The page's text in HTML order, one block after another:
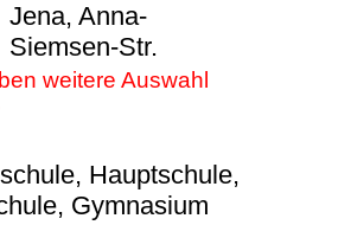
Jena, Anna-
Siemsen-Str.
weitere Auswahl
Hauptschule,
Gymnasium